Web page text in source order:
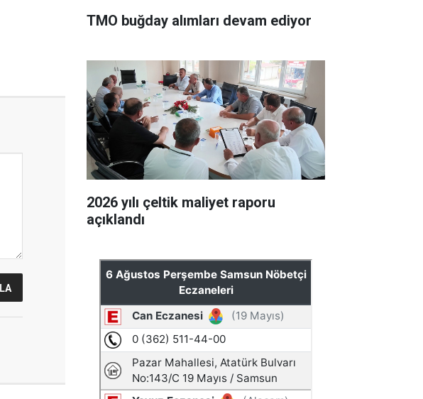
TMO buğday alımları devam ediyor
2026 yılı çeltik maliyet raporu
açıklandı